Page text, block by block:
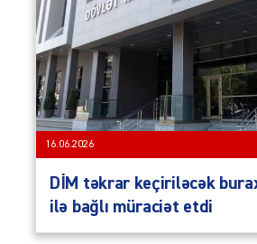
16.06.2026
DİM təkrar keçiriləcək
ilə bağlı müraciət etdi